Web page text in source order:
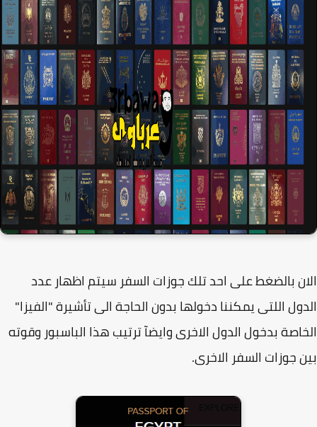
بالضغط على احد تلك جوزات السفر سيتم اظهار عدد
اللتى يمكننا دخولها بدون الحاجة الى تأشيرة "الفيزا"
بدخول الدول الاخرى وايضآ ترتيب هذا الباسبور وقوته
جوزات السفر الاخرى.